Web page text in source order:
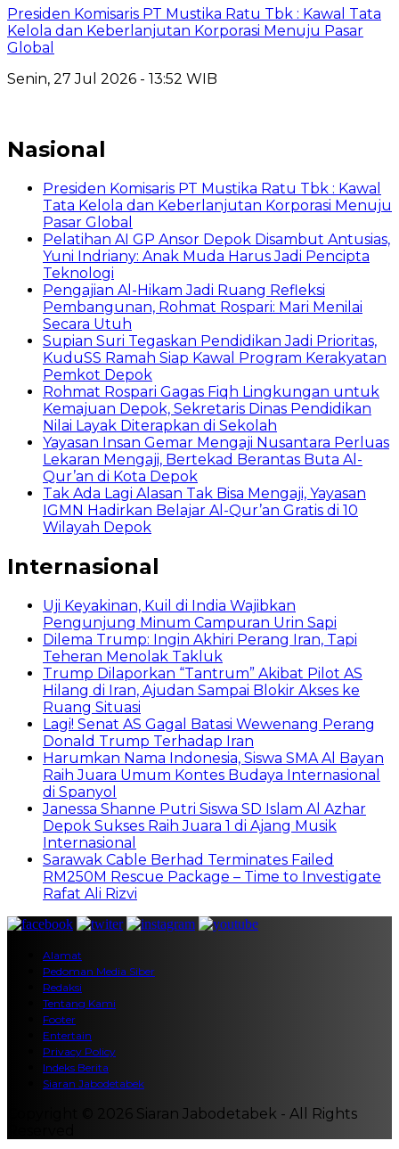
Presiden Komisaris PT Mustika Ratu Tbk : Kawal Tata
Kelola dan Keberlanjutan Korporasi Menuju Pasar
Global
Senin, 27 Jul 2026 - 13:52 WIB
Nasional
Presiden Komisaris PT Mustika Ratu Tbk : Kawal
Tata Kelola dan Keberlanjutan Korporasi Menuju
Pasar Global
Pelatihan AI GP Ansor Depok Disambut Antusias,
Yuni Indriany: Anak Muda Harus Jadi Pencipta
Teknologi
Pengajian Al-Hikam Jadi Ruang Refleksi
Pembangunan, Rohmat Rospari: Mari Menilai
Secara Utuh
Supian Suri Tegaskan Pendidikan Jadi Prioritas,
KuduSS Ramah Siap Kawal Program Kerakyatan
Pemkot Depok
Rohmat Rospari Gagas Fiqh Lingkungan untuk
Kemajuan Depok, Sekretaris Dinas Pendidikan
Nilai Layak Diterapkan di Sekolah
Yayasan Insan Gemar Mengaji Nusantara Perluas
Lekaran Mengaji, Bertekad Berantas Buta Al-
Qur’an di Kota Depok
Tak Ada Lagi Alasan Tak Bisa Mengaji, Yayasan
IGMN Hadirkan Belajar Al-Qur’an Gratis di 10
Wilayah Depok
Internasional
Uji Keyakinan, Kuil di India Wajibkan
Pengunjung Minum Campuran Urin Sapi
Dilema Trump: Ingin Akhiri Perang Iran, Tapi
Teheran Menolak Takluk
Trump Dilaporkan “Tantrum” Akibat Pilot AS
Hilang di Iran, Ajudan Sampai Blokir Akses ke
Ruang Situasi
Lagi! Senat AS Gagal Batasi Wewenang Perang
Donald Trump Terhadap Iran
Harumkan Nama Indonesia, Siswa SMA Al Bayan
Raih Juara Umum Kontes Budaya Internasional
di Spanyol
Janessa Shanne Putri Siswa SD Islam Al Azhar
Depok Sukses Raih Juara 1 di Ajang Musik
Internasional
Sarawak Cable Berhad Terminates Failed
RM250M Rescue Package – Time to Investigate
Rafat Ali Rizvi
Alamat
Pedoman Media Siber
Redaksi
Tentang Kami
Footer
Entertain
Privacy Policy
Indeks Berita
Siaran Jabodetabek
Copyright © 2026 Siaran Jabodetabek - All Rights